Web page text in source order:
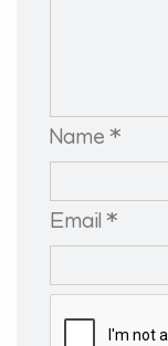
Name *
Email *